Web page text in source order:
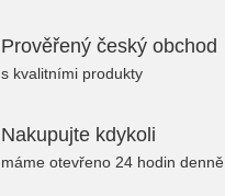
Prověřený český obchod
s kvalitními produkty
Nakupujte kdykoli
máme otevřeno 24 hodin denně